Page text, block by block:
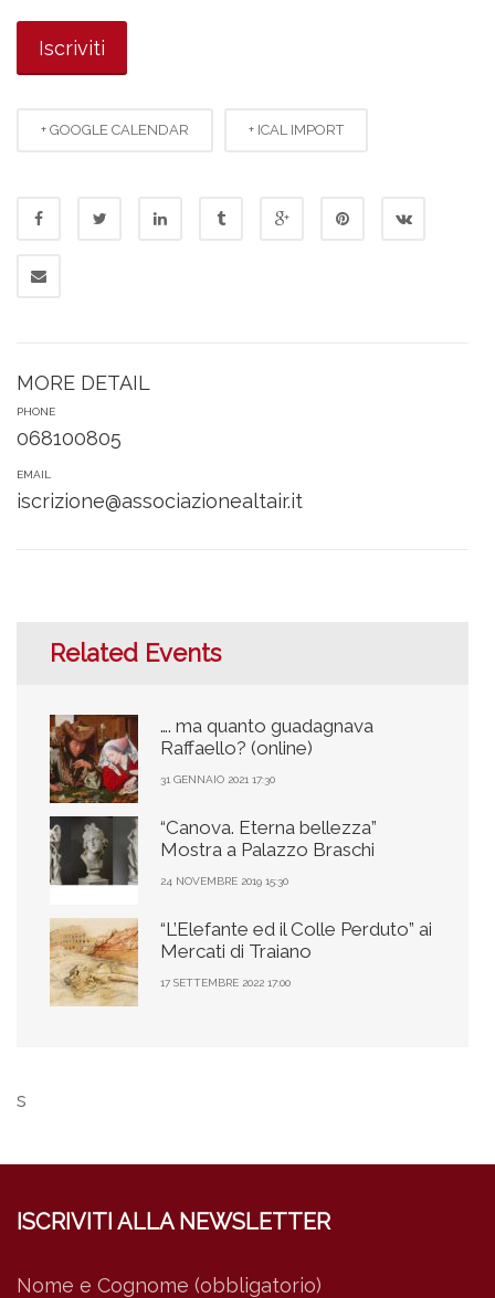
+ GOOGLE CALENDAR + ICAL IMPORT
MORE DETAIL
PHONE
068100805
EMAIL
iscrizione@associazionealtair.it
Related Events
…. ma quanto guadagnava
Raffaello? (online)
31 GENNAIO 2021 17:30
“Canova. Eterna bellezza”
Mostra a Palazzo Braschi
24 NOVEMBRE 2019 15:30
“L’Elefante ed il Colle Perduto” ai
Mercati di Traiano
17 SETTEMBRE 2022 17:00
s
ISCRIVITI ALLA NEWSLETTER
Nome e Cognome (obbligatorio)